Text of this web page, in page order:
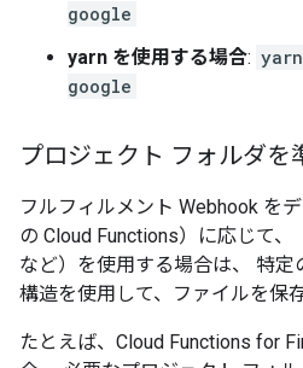
google
yarn を使用する場合:
google
プロジェクト フォルダを
フルフィルメント Webhook を
の Cloud Functions）に応じて
など）を使用する場合は、 特
構造を使用して、ファイルを保存
たとえば、Cloud Functions for